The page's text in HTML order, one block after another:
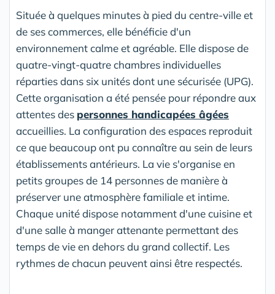
Située à quelques minutes à pied du centre-ville et
de ses commerces, elle bénéficie d'un
environnement calme et agréable. Elle dispose de
quatre-vingt-quatre chambres individuelles
réparties dans six unités dont une sécurisée (UPG).
Cette organisation a été pensée pour répondre aux
attentes des personnes handicapées âgées
accueillies. La configuration des espaces reproduit
ce que beaucoup ont pu connaître au sein de leurs
établissements antérieurs. La vie s'organise en
petits groupes de 14 personnes de manière à
préserver une atmosphère familiale et intime.
Chaque unité dispose notamment d'une cuisine et
d'une salle à manger attenante permettant des
temps de vie en dehors du grand collectif. Les
rythmes de chacun peuvent ainsi être respectés.